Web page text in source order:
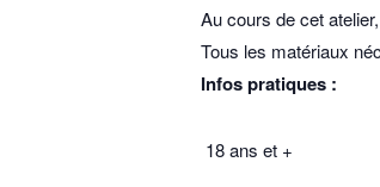
Au cours de cet
Tous les matériaux
Infos pratiques :
18 ans et +